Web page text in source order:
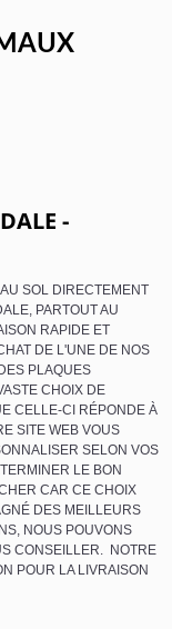
-
SOL DIRECTEMENT
PARTOUT AU
RAPIDE ET
DE L'UNE DE NOS
PLAQUES
CHOIX DE
CELLE-CI RÉPONDE À
SITE WEB VOUS
SELON VOS
LE BON
CAR CE CHOIX
DES MEILLEURS
NOUS POUVONS
CONSEILLER. NOTRE
POUR LA LIVRAISON